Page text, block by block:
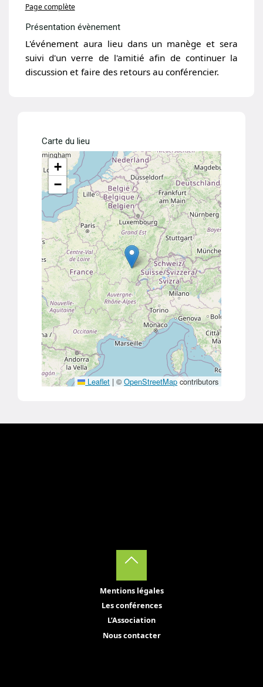
Page complète
Présentation évènement
L'événement aura lieu dans un manège et sera
suivi d'un verre de l'amitié afin de continuer la
discussion et faire des retours au conférencier.
Carte du lieu
+
−
Leaflet | ©OpenStreetMap contributors
Mentions légales
Les conférences
L’Association
Nous contacter
Back
to
Top